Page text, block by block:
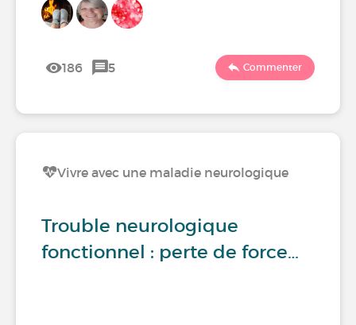
186 5 Commenter
Vivre avec une maladie neurologique
Trouble neurologique
fonctionnel : perte de force…